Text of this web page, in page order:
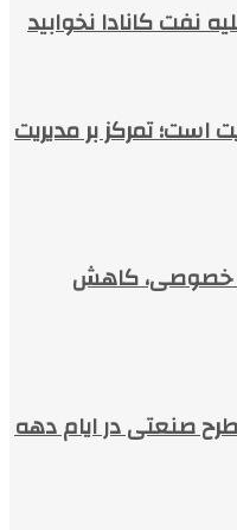
نفت کانادا نخوابید
است؛ تمرکز بر مدیریت
خصوصی، کاهش
و بهره‌برداری از ۲۱۱ طرح صنعتی در ایام دهه